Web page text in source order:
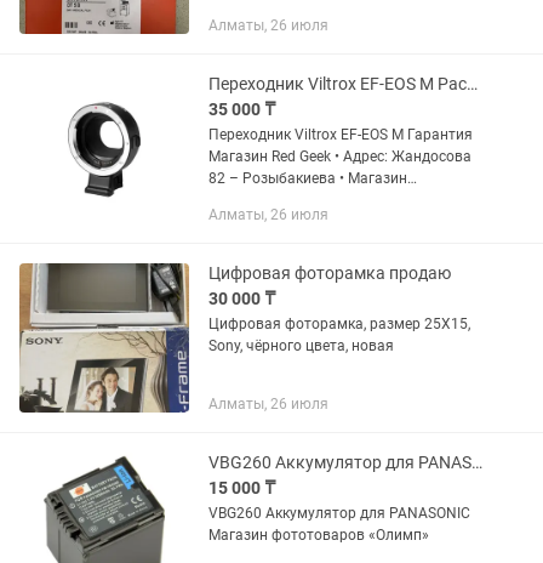
изготовитель: Agfa HealthCare N.V.
Алматы, 26 июля
Переходник Viltrox EF-EOS M Рассрочка Гарантия Магазин Red Geek
35 000 ₸
Переходник Viltrox EF-EOS M Гарантия
Магазин Red Geek • Адрес: Жандосова
82 – Розыбакиева • Магазин
указана только при наличной оплате.
Алматы, 26 июля
Цифровая фоторамка продаю
30 000 ₸
Цифровая фоторамка, размер 25Х15,
Sony, чёрного цвета, новая
Алматы, 26 июля
VBG260 Аккумулятор для PANASONIC
15 000 ₸
VBG260 Аккумулятор для PANASONIC
Магазин фототоваров «Олимп»